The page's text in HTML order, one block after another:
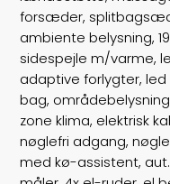
Farve
forsæder,
ambiente belysning,
sidespejle m/varme,
adaptive forlygter,
bag,
zone klima, elektrisk
nøglefri adgang,
med kø-assistent,